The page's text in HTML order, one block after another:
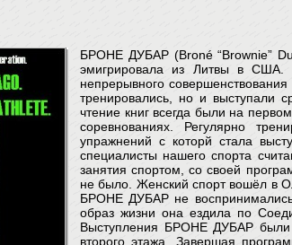
БРОНЕ ДУБАР (Broné “Brownie”
эмигрировала из Литвы в США.
непрерывного
тренировались, но и выступали
чтение книг всегда были на
соревнованиях. Регулярно
упражнений с которй стала
специалисты нашего спорта
занятия спортом, со своей
не было. Женский спорт вошёл в
БРОНЕ ДУБАР не воспринимались
образ жизни она ездила по
Выступления БРОНЕ ДУБАР были
второго этажа. Завершая